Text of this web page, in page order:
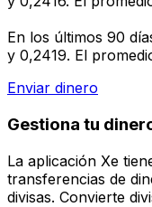
En los últimos 90
y 0,2419. El
Enviar dinero
Gestiona tu
La aplicación Xe
transferencias de
divisas. Convierte